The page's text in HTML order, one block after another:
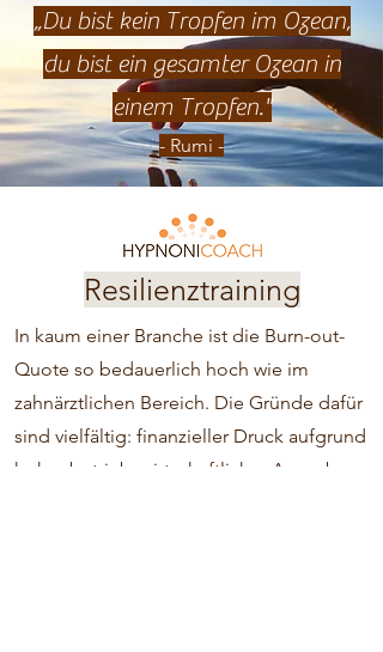
„Du bist kein Tropfen im Ozean,
du bist ein gesamter Ozean in
einem Tropfen."
- Rumi -
Resilienztraining
In kaum einer Branche ist die Burn-out-
Quote so bedauerlich hoch wie im
zahnärztlichen Bereich. Die Gründe dafür
sind vielfältig: finanzieller Druck aufgrund
hoher betriebswirtschaftlicher Ausgaben,